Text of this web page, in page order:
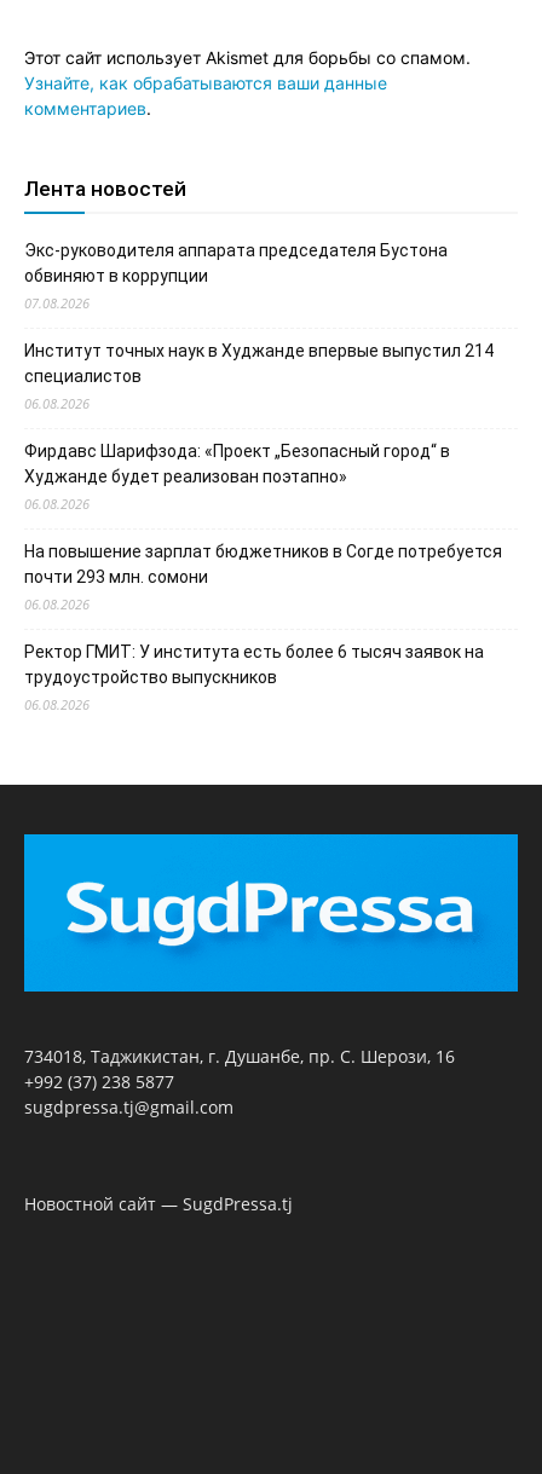
Этот сайт использует Akismet для борьбы со спамом.
Узнайте, как обрабатываются ваши данные
комментариев.
Лента новостей
Экс-руководителя аппарата председателя Бустона
обвиняют в коррупции
07.08.2026
Институт точных наук в Худжанде впервые выпустил 214
специалистов
06.08.2026
Фирдавс Шарифзода: «Проект „Безопасный город“ в
Худжанде будет реализован поэтапно»
06.08.2026
На повышение зарплат бюджетников в Согде потребуется
почти 293 млн. сомони
06.08.2026
Ректор ГМИТ: У института есть более 6 тысяч заявок на
трудоустройство выпускников
06.08.2026
734018, Таджикистан, г. Душанбе, пр. С. Шерози, 16
+992 (37) 238 5877
sugdpressa.tj@gmail.com
Новостной сайт — SugdPressa.tj